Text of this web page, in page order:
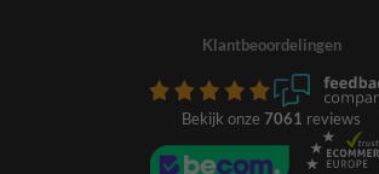
Klantbeoordelingen
Bekijk onze 7061 reviews